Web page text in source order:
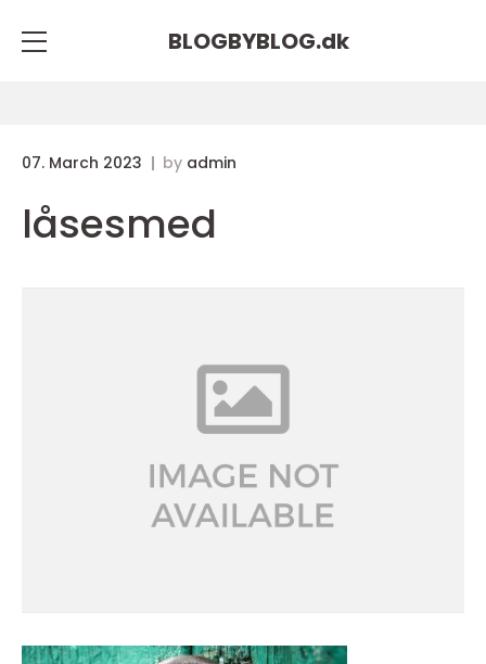
BLOGBYBLOG.dk
07. March 2023 by admin
låsesmed